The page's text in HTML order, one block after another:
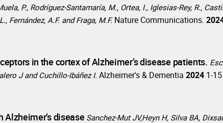
P., Rodríguez-Santamaría, M., Ortea, I., Iglesias-Rey, R.,
Fernández, A.F. and Fraga, M.F. Nature Communications.
in the cortex of Alzheimer’s disease patients.
J and Cuchillo-Ibáñez I. Alzheimer's & Dementia 2024 1-
disease Sanchez-Mut JV,Heyn H, Silva BA,